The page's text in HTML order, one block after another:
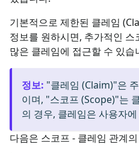
기본적으로 제한된 클레임
정보를 원하시면, 추가적인
많은 클레임에 접근할 수 있습
정보: "클레임 (Claim)"은
이며, "스코프 (Scope)"는
의 경우, 클레임은 사용자
다음은 스코프 - 클레임 관계